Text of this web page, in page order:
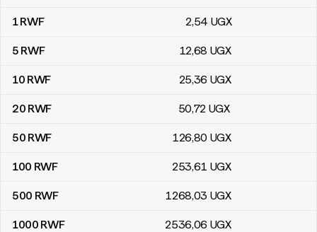
Tabla de conversión de francos ruandeses a chelines ugandeses
1RWF 2,54 UGX
5 RWF 12,68 UGX
10 RWF 25,36 UGX
20 RWF 50,72 UGX
50 RWF 126,80 UGX
100 RWF 253,61 UGX
500 RWF 1268,03 UGX
1000 RWF 2536,06 UGX